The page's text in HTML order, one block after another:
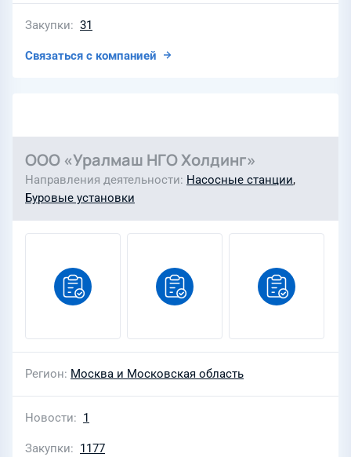
Закупки 31
Связаться с компанией
ООО «Уралмаш НГО Холдинг»
Направления деятельности Насосные станции,
Буровые установки
Регион Москва и Московская область
Новости 1
Закупки 1177